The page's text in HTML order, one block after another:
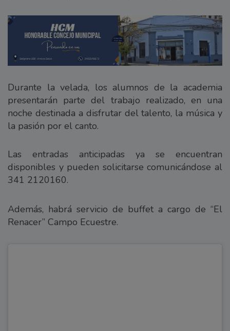
Durante la velada, los alumnos de la academia
presentarán parte del trabajo realizado, en una
noche destinada a disfrutar del talento, la música y
la pasión por el canto.
Las entradas anticipadas ya se encuentran
disponibles y pueden solicitarse comunicándose al
341 2120160.
Además, habrá servicio de buffet a cargo de “El
Renacer” Campo Ecuestre.